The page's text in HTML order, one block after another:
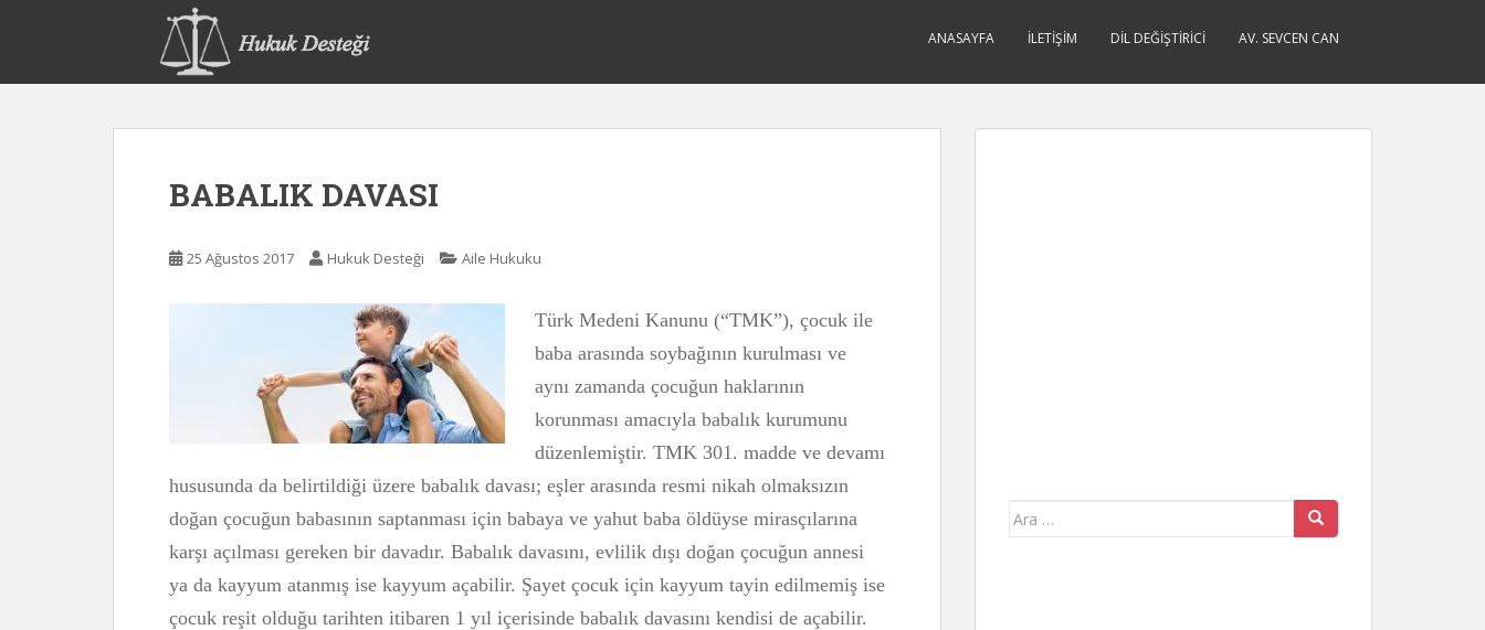
p
ANASAYFA İLETIŞIM DIL DEĞIŞTIRICI AV. SEVCEN CAN
BABALIK DAVASI
25 Ağustos 2017 Hukuk Desteği Aile Hukuku
Türk Medeni Kanunu (“TMK”), çocuk ile
baba arasında soybağının kurulması ve
aynı zamanda çocuğun haklarının
korunması amacıyla babalık kurumunu
düzenlemiştir. TMK 301. madde ve devamı
hususunda da belirtildiği üzere babalık davası; eşler arasında resmi nikah olmaksızın
doğan çocuğun babasının saptanması için babaya ve yahut baba öldüyse mirasçılarına
karşı açılması gereken bir davadır. Babalık davasını, evlilik dışı doğan çocuğun annesi
ya da kayyum atanmış ise kayyum açabilir. Şayet çocuk için kayyum tayin edilmemiş ise
çocuk reşit olduğu tarihten itibaren 1 yıl içerisinde babalık davasını kendisi de açabilir.
Arama